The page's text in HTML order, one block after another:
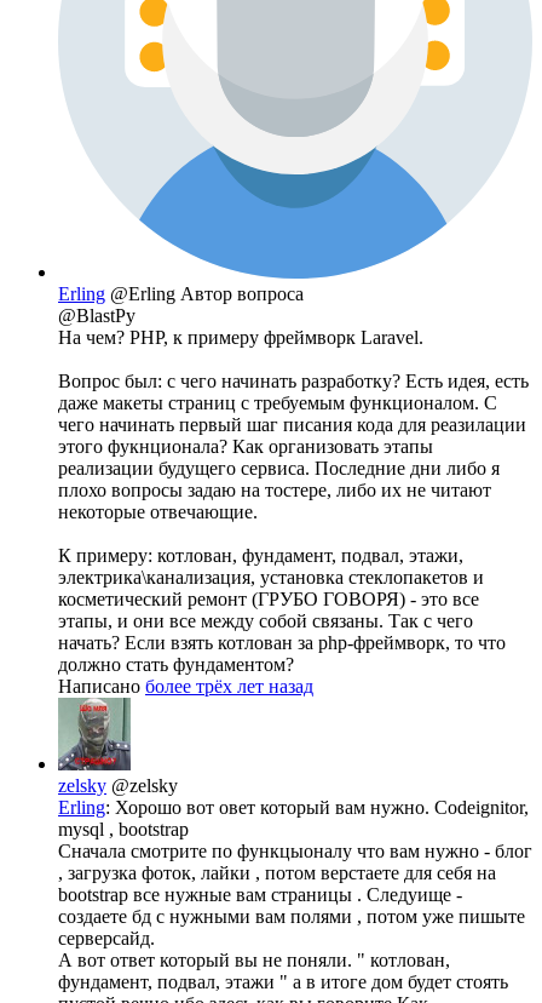
Erling @Erling Автор вопроса
@BlastPy
На чем? PHP, к примеру фреймворк Laravel.
Вопрос был: с чего начинать разработку? Есть идея, есть
даже макеты страниц с требуемым функционалом. С
чего начинать первый шаг писания кода для реазилации
этого фукнционала? Как организовать этапы
реализации будущего сервиса. Последние дни либо я
плохо вопросы задаю на тостере, либо их не читают
некоторые отвечающие.
К примеру: котлован, фундамент, подвал, этажи,
электрика\канализация, установка стеклопакетов и
косметический ремонт (ГРУБО ГОВОРЯ) - это все
этапы, и они все между собой связаны. Так с чего
начать? Если взять котлован за php-фреймворк, то что
должно стать фундаментом?
Написано более трёх лет назад
zelsky @zelsky
Erling: Хорошо вот овет который вам нужно. Codeignitor,
mysql , bootstrap
Сначала смотрите по функцыоналу что вам нужно - блог
, загрузка фоток, лайки , потом верстаете для себя на
bootstrap все нужные вам страницы . Следуище -
создаете бд с нужными вам полями , потом уже пишыте
серверсайд.
А вот ответ который вы не поняли. " котлован,
фундамент, подвал, этажи " а в итоге дом будет стоять